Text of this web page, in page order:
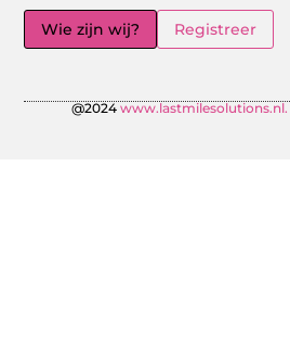
Wie zijn wij? Registreer
@2024 www.lastmilesolutions.nl.